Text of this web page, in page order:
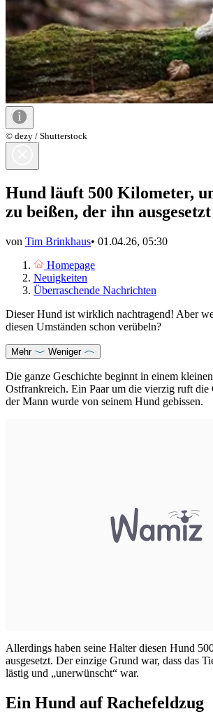
© dezy / Shutterstock
Hund läuft 500 Kilometer,
zu beißen, der ihn
von Tim Brinkhaus• 01.04.26, 05:30
Homepage
Neuigkeiten
Überraschende Nachrichten
Dieser Hund ist wirklich nachtragend! Aber
diesen Umständen schon verübeln?
Mehr Weniger
Die ganze Geschichte beginnt in einem
Ostfrankreich. Ein Paar um die vierzig ruft die
der Mann wurde von seinem Hund gebissen.
Allerdings haben seine Halter diesen Hund
ausgesetzt. Der einzige Grund war, dass das
lästig und „unerwünscht“ war.
Ein Hund auf Rachefeldzug